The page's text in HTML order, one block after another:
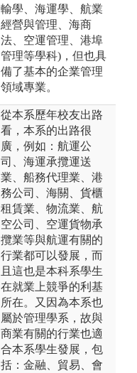
輸學、海運學、航業
經營與管理、海商
法、空運管理、港埠
管理等學科)，但也具
備了基本的企業管理
領域專業。
從本系歷年校友出路
看，本系的出路很
廣，例如：航運公
司、海運承攬運送
業、船務代理業、港
務公司、海關、貨櫃
租賃業、物流業、航
空公司、空運貨物承
攬業等與航運有關的
行業都可以發展，而
且這也是本科系學生
在就業上競爭的利基
所在。又因為本系也
屬於管理學系，故與
商業有關的行業也適
合本系學生發展，包
括：金融、貿易、會